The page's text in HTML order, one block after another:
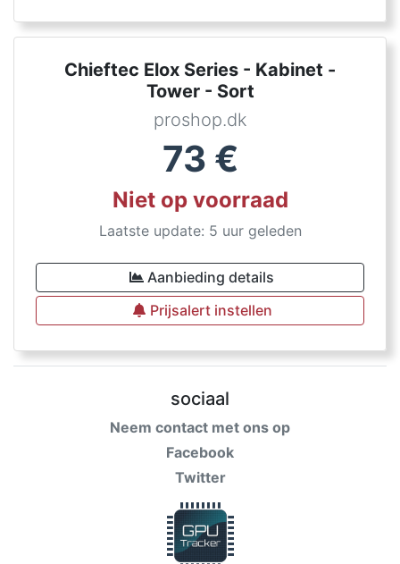
Chieftec Elox Series - Kabinet -
Tower - Sort
proshop.dk
73 €
Niet op voorraad
Laatste update: 5 uur geleden
Aanbieding details
Prijsalert instellen
sociaal
Neem contact met ons op
Facebook
Twitter